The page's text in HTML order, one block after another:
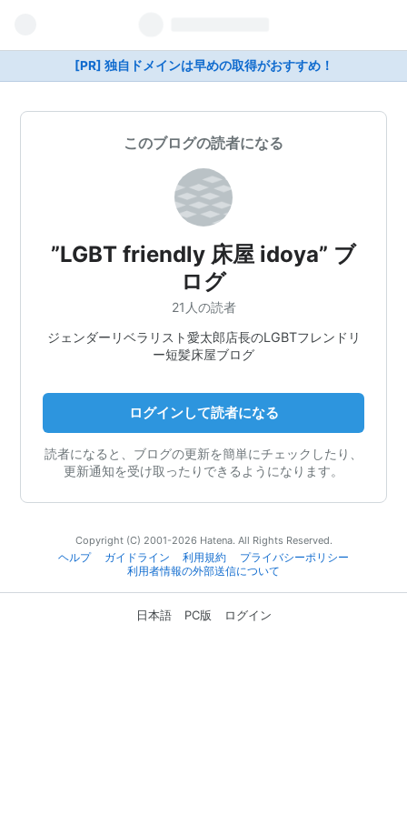
[PR] 独自ドメインは早めの取得がおすすめ！
このブログの読者になる
”LGBT friendly 床屋 idoya” ブ
ログ
21人の読者
ジェンダーリベラリスト愛太郎店長のLGBTフレンドリ
ー短髪床屋ブログ
ログインして読者になる
読者になると、ブログの更新を簡単にチェックしたり、
更新通知を受け取ったりできるようになります。
Copyright (C) 2001-2026 Hatena. All Rights Reserved.
ヘルプ
ガイドライン 利用規約
プライバシーポリシー
利用者情報の外部送信について
日本語 PC版 ログイン